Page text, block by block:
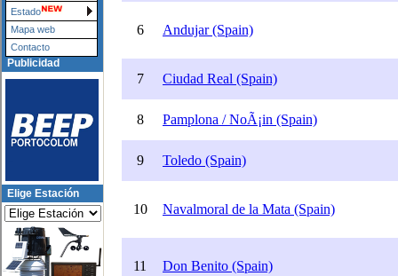
Estado
Mapa web
Contacto
Publicidad
Elige Estación